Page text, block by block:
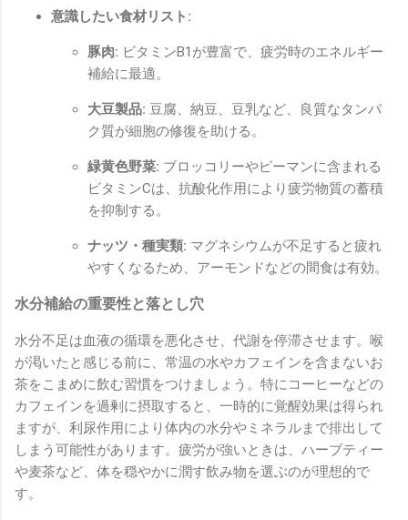
意識したい食材リスト:
豚肉: ビタミンB1が豊富で、疲労時のエネルギー
補給に最適。
大豆製品: 豆腐、納豆、豆乳など、良質なタンパ
ク質が細胞の修復を助ける。
緑黄色野菜: ブロッコリーやピーマンに含まれる
ビタミンCは、抗酸化作用により疲労物質の蓄積
を抑制する。
ナッツ・種実類: マグネシウムが不足すると疲れ
やすくなるため、アーモンドなどの間食は有効。
水分補給の重要性と落とし穴
水分不足は血液の循環を悪化させ、代謝を停滞させます。喉
が渇いたと感じる前に、常温の水やカフェインを含まないお
茶をこまめに飲む習慣をつけましょう。特にコーヒーなどの
カフェインを過剰に摂取すると、一時的に覚醒効果は得られ
ますが、利尿作用により体内の水分やミネラルまで排出して
しまう可能性があります。疲労が強いときは、ハーブティー
や麦茶など、体を穏やかに潤す飲み物を選ぶのが理想的で
す。